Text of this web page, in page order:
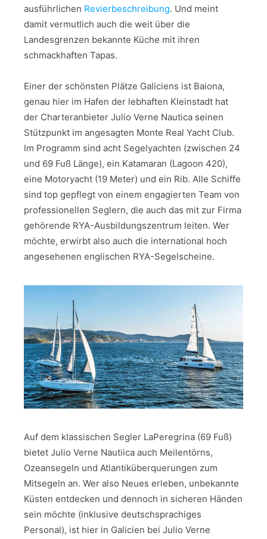
ausführlichen Revierbeschreibung. Und meint
damit vermutlich auch die weit über die
Landesgrenzen bekannte Küche mit ihren
schmackhaften Tapas.
Einer der schönsten Plätze Galiciens ist Baiona,
genau hier im Hafen der lebhaften Kleinstadt hat
der Charteranbieter Julio Verne Nautica seinen
Stützpunkt im angesagten Monte Real Yacht Club.
Im Programm sind acht Segelyachten (zwischen 24
und 69 Fuß Länge), ein Katamaran (Lagoon 420),
eine Motoryacht (19 Meter) und ein Rib. Alle Schiffe
sind top gepflegt von einem engagierten Team von
professionellen Seglern, die auch das mit zur Firma
gehörende RYA-Ausbildungszentrum leiten. Wer
möchte, erwirbt also auch die international hoch
angesehenen englischen RYA-Segelscheine.
Auf dem klassischen Segler LaPeregrina (69 Fuß)
bietet Julio Verne Nautiica auch Meilentörns,
Ozeansegeln und Atlantiküberquerungen zum
Mitsegeln an. Wer also Neues erleben, unbekannte
Küsten entdecken und dennoch in sicheren Händen
sein möchte (inklusive deutschsprachiges
Personal), ist hier in Galicien bei Julio Verne